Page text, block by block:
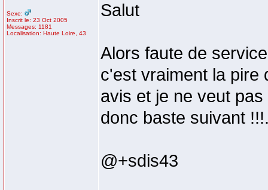
Sexe:
Inscrit le: 23 Oct 2005
Messages: 1181
Localisation: Haute Loire, 43
Salut
Alors faute de
c'est vraiment la pire
avis et je ne veut
donc baste suivant
@+sdis43